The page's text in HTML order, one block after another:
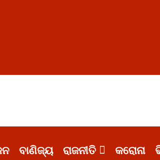
ବାଣିଜ୍ୟ ରାଜନୀତି କରୋନା